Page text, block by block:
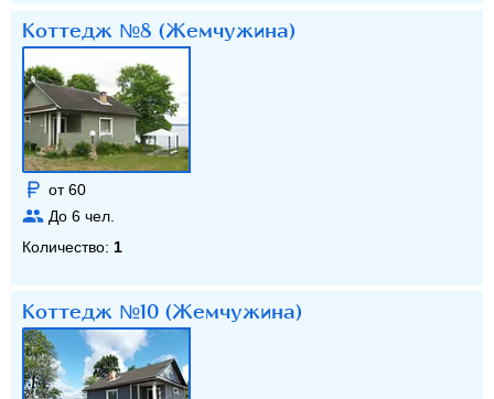
Коттедж №8 (Жемчужина)
от 60
До 6 чел.
Количество: 1
Коттедж №10 (Жемчужина)